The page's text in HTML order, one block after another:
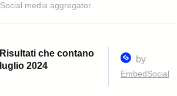
Social media aggregator